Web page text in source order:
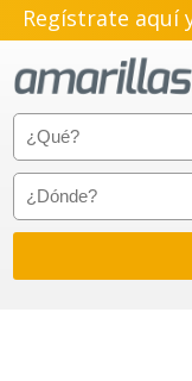
Regístrate aquí